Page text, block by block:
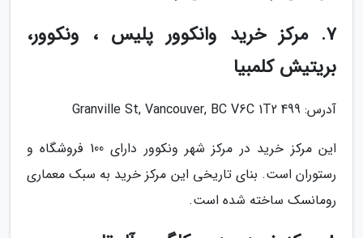
7. مرکز خرید وانکوور پلیس ، ونکوور،
بریتیش کلمبیا
آدرس: 499 Granville St, Vancouver, BC V6C 1T2
این مرکز خرید در مرکز شهر ونکوور دارای 100 فروشگاه و
رستوران است. بنای تاریخی این مرکز خرید به سبک معماری
رومانسک ساخته شده است.